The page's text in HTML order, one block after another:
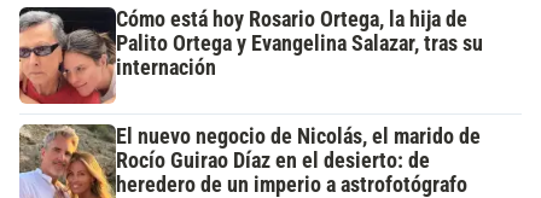
Cómo está hoy Rosario Ortega, la hija de
Palito Ortega y Evangelina Salazar, tras su
internación
El nuevo negocio de Nicolás, el marido de
Rocío Guirao Díaz en el desierto: de
heredero de un imperio a astrofotógrafo